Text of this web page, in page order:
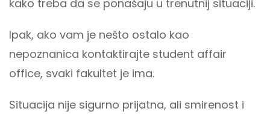
kako treba da se ponašaju u trenutnij situaciji.
Ipak, ako vam je nešto ostalo kao
nepoznanica kontaktirajte student affair
office, svaki fakultet je ima.
Situacija nije sigurno prijatna, ali smirenost i